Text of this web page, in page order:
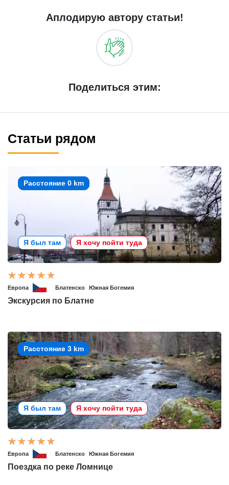
Аплодирую автору статьи!
Поделиться этим:
Статьи рядом
Расстояние 0 km
Я был там Я хочу пойти туда
Европа Блатенско Южная Богемия
Экскурсия по Блатне
Расстояние 3 km
Я был там Я хочу пойти туда
Европа Блатенско Южная Богемия
Поездка по реке Ломнице